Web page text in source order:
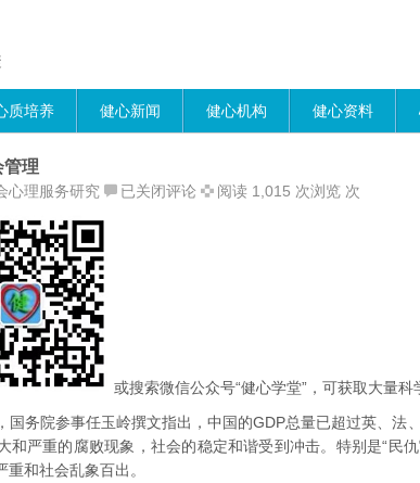
质培养 健心新闻 健心机构 健心资料
管理
心理服务研究
全
社
管
理
已关闭评论 阅读 1,015 次浏览 次
或搜索微信公众号“健心学堂”，可获取大量科
务院参事任玉岭撰文指出，中国的GDP总量已超过英、法
和严重的腐败现象，社会的稳定和谐受到冲击。特别是“民仇
和社会乱象百出。